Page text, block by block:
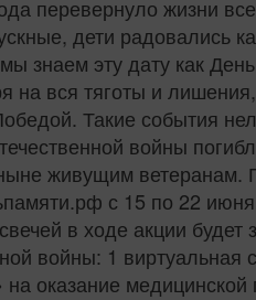
перевернуло жизни
дети радовались
знаем эту дату как
на вся тяготы и
Такие события
войны
живущим ветеранам.
с 15 по 22
в ходе акции
войны: 1
на оказание